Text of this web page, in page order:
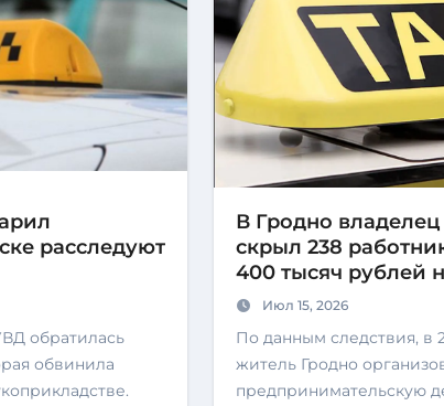
расследуют
обвинила
В Гродно владелец
скрыл 238
400 тысяч рублей
взносов
Июл 15, 2026
По данным следствия, в 2021 году 47-летний
житель Гродно
предпринимательскую